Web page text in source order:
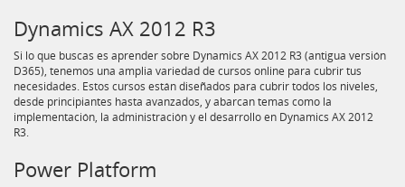
Dynamics AX 2012 R3
Si lo que buscas es aprender sobre Dynamics AX 2012 R3 (antigua versión
D365), tenemos una amplia variedad de cursos online para cubrir tus
necesidades. Estos cursos están diseñados para cubrir todos los niveles,
desde principiantes hasta avanzados, y abarcan temas como la
implementación, la administración y el desarrollo en Dynamics AX 2012
R3.
Power Platform